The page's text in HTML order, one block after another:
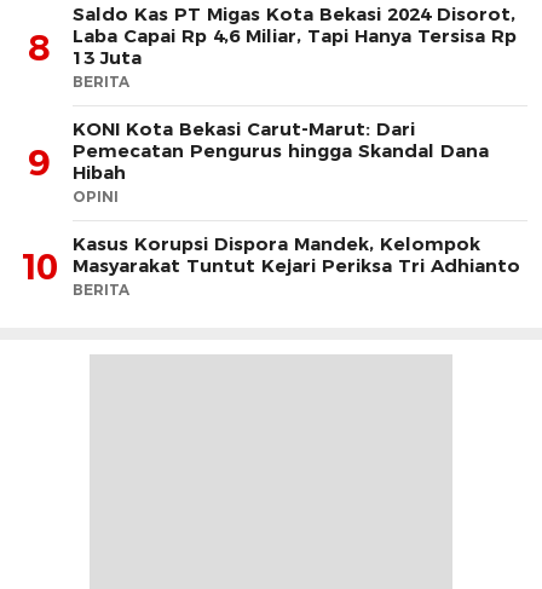
8
Saldo Kas PT Migas Kota Bekasi 2024 Disorot,
Laba Capai Rp 4,6 Miliar, Tapi Hanya Tersisa Rp
13 Juta
BERITA
9
KONI Kota Bekasi Carut-Marut: Dari
Pemecatan Pengurus hingga Skandal Dana
Hibah
OPINI
10
Kasus Korupsi Dispora Mandek, Kelompok
Masyarakat Tuntut Kejari Periksa Tri Adhianto
BERITA